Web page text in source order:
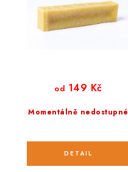
Momentálně nedostupné
od 149 Kč